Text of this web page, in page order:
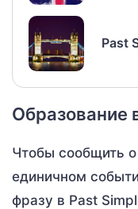
Past
Образование
Чтобы сообщить
единичном
фразу в Past